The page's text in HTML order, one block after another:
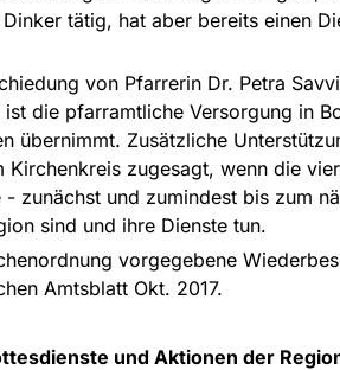
tätig, hat aber bereits einen
von Pfarrerin Dr. Petra
ist die pfarramtliche Versorgung in
übernimmt. Zusätzliche
Kirchenkreis zugesagt, wenn die
- zunächst und zumindest bis zum
sind und ihre Dienste tun.
vorgegebene
Amtsblatt Okt. 2017.
und Aktionen der